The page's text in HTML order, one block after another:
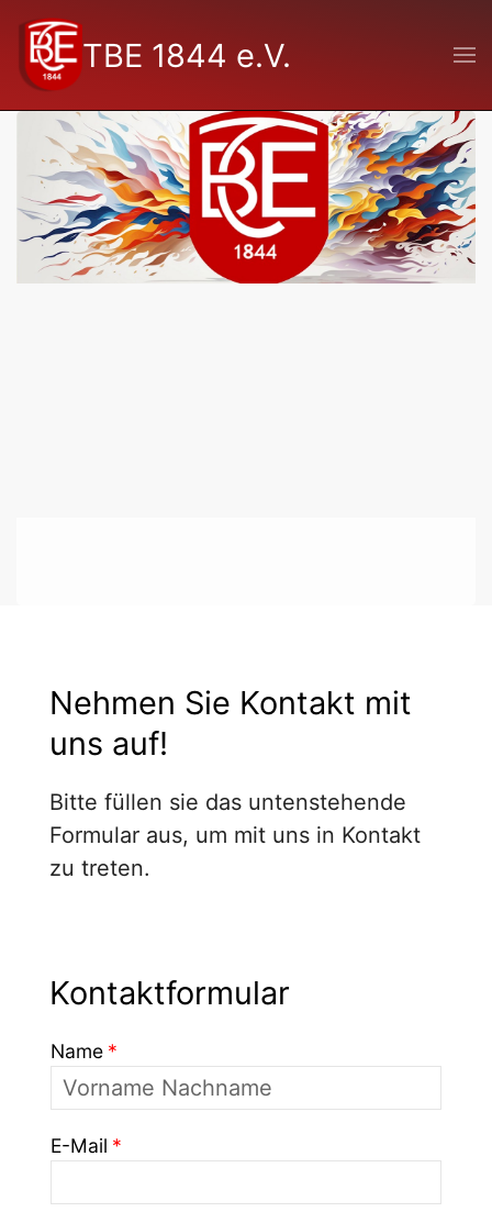
TBE 1844 e.V.
Nehmen Sie Kontakt mit
uns auf!
Bitte füllen sie das untenstehende
Formular aus, um mit uns in Kontakt
zu treten.
Kontaktformular